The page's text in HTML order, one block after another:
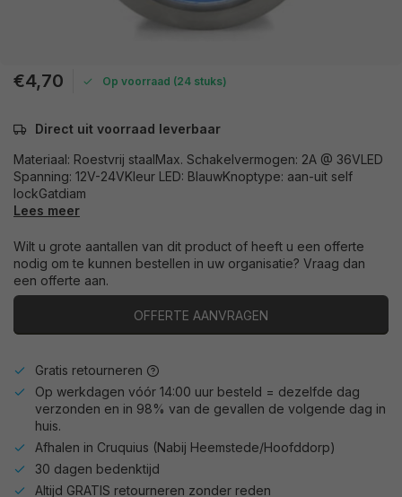
€4,70 Op voorraad (24 stuks)
Direct uit voorraad leverbaar
Materiaal: Roestvrij staalMax. Schakelvermogen: 2A @ 36VLED
Spanning: 12V-24VKleur LED: BlauwKnoptype: aan-uit self
lockGatdiam
Lees meer
Wilt u grote aantallen van dit product of heeft u een offerte
nodig om te kunnen bestellen in uw organisatie? Vraag dan
een offerte aan.
OFFERTE AANVRAGEN
Gratis retourneren
Op werkdagen vóór 14:00 uur besteld = dezelfde dag
verzonden en in 98% van de gevallen de volgende dag in
huis.
Afhalen in Cruquius (Nabij Heemstede/Hoofddorp)
30 dagen bedenktijd
Altijd GRATIS retourneren zonder reden